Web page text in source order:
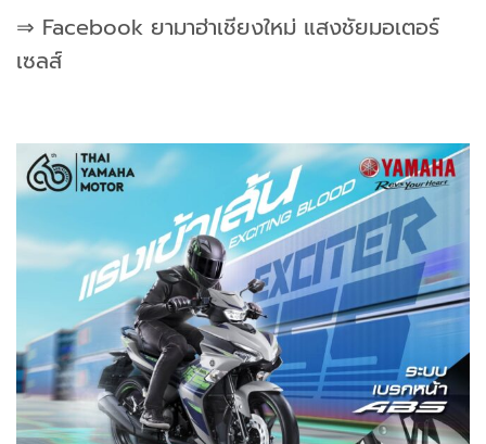
⇒ Facebook ยามาฮ่าเชียงใหม่ แสงชัยมอเตอร์
เซลส์